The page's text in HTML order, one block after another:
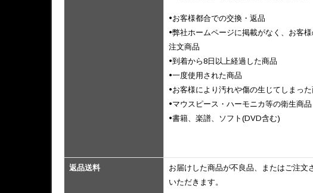
•お客様都合での交換・返品
•弊社ホームページに掲載がなく、お客
注文商品
•到着から8日以上経過した商品
•一度使用された商品
•お客様により汚れや傷の生じてしまった
•マウスピース・ハーモニカ等の衛生商品
•書籍、楽譜、ソフト(DVD含む)
返品送料
お届けした商品が不良品、またはご注文
いただきます。